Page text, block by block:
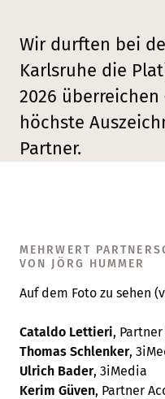
Wir durften bei
Karlsruhe die
2026
höchste
Partner.
MEHRWERT
VON JÖRG HUMMER
Auf dem Foto zu sehen
Cataldo Lettieri,
Thomas Schlenker,
Ulrich Bader, 3iMedia
Kerim Güven, Partner